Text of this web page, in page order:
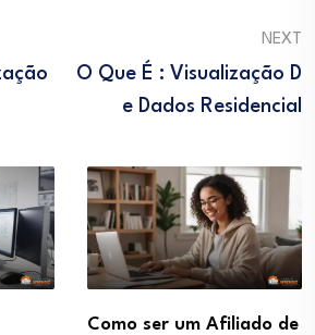
NEXT
O Que É : Visualização D
E Dados Residencial
Como ser um Afiliado de